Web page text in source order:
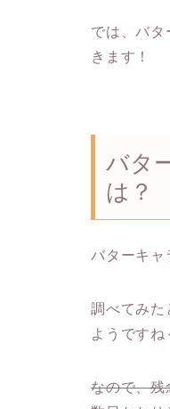
では、バ
きます！
バタ
は？
バターキャ
調べてみた
ようですね
なので、残